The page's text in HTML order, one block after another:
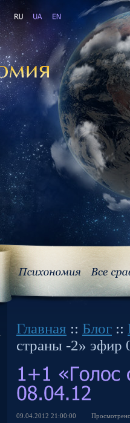
Главная :: Блог ::
страны -2» эфир
09.04.2012 21:00:00